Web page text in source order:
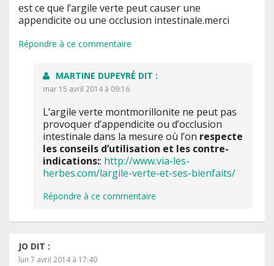
est ce que l’argile verte peut causer une
appendicite ou une occlusion intestinale.merci
Répondre à ce commentaire
MARTINE DUPEYRÉ DIT :
mar 15 avril 2014 à 09:16
L’argile verte montmorillonite ne peut pas
provoquer d’appendicite ou d’occlusion
intestinale dans la mesure où l’on respecte
les conseils d’utilisation et les contre-
indications:: http://www.via-les-
herbes.com/largile-verte-et-ses-bienfaits/
Répondre à ce commentaire
JO DIT :
lun 7 avril 2014 à 17:40